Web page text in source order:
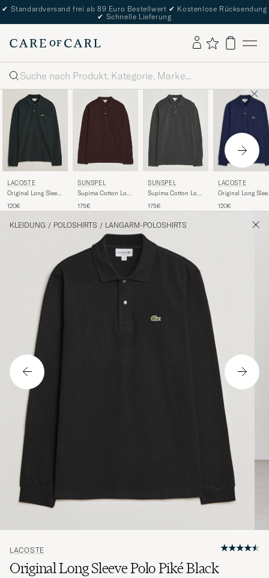
✔ Standardversand frei ab 89 Euro Bestellwert ✔ Kostenlose Rücksendung
✔ Schnelle Lieferung
Suche
LACOSTE
Original Long Sleeve
Varech
120€
SUNSPEL
Supima Cotton Long
Dark Brown
175€
SUNSPEL
Supima Cotton Long
Anthracite
175€
LACOSTE
Original Long
120€
KLEIDUNG / POLOSHIRTS / LANGARM-POLOSHIRTS
LACOSTE
Original Long Sleeve Polo Piké Black